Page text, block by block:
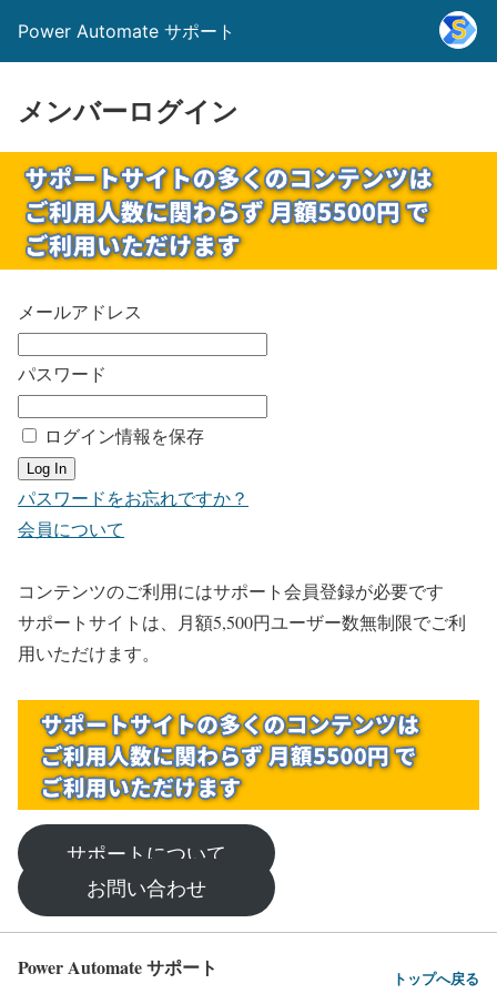
Power Automate サポート
メンバーログイン
メールアドレス
パスワード
ログイン情報を保存
パスワードをお忘れですか？
会員について
コンテンツのご利用にはサポート会員登録が必要です
サポートサイトは、月額5,500円ユーザー数無制限でご利
用いただけます。
サポートについて
お問い合わせ
Power Automate サポート トップへ戻る